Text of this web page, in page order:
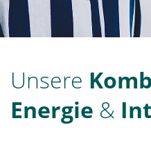
Unsere
Energie &